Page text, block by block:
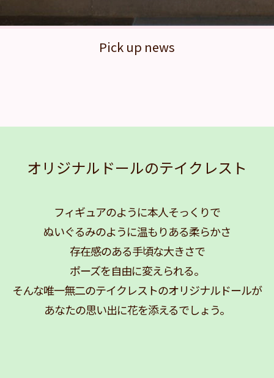
Pick up news
オリジナルドールのテイクレスト
フィギュアのように本人そっくりで
ぬいぐるみのように温もりある柔らかさ
存在感のある手頃な大きさで
ポーズを自由に変えられる。
そんな唯一無二のテイクレストのオリジナルドールが
あなたの思い出に花を添えるでしょう。